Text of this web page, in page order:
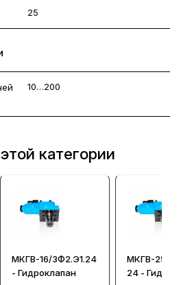
25
10…200
категории
МКГВ-16/3Ф2.Э1.24
- Гидроклапан
МКГВ-25/
24 -